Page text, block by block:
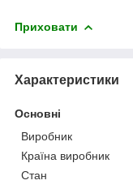
Приховати
Характеристики
Основні
Виробник
Країна виробник
Стан